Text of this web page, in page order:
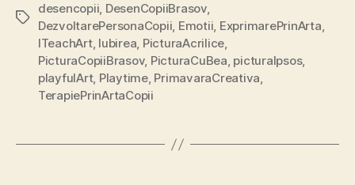
Etichete
desencopii, DesenCopiiBrasov,
DezvoltarePersonaCopii, Emotii, ExprimarePrinArta,
ITeachArt, Iubirea, PicturaAcrilice,
PicturaCopiiBrasov, PicturaCuBea, picturaIpsos,
playfulArt, Playtime, PrimavaraCreativa,
TerapiePrinArtaCopii